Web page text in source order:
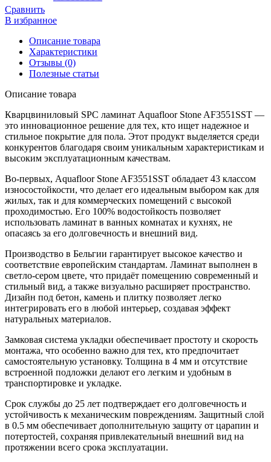
Сравнить
В избранное
Описание товара
Характеристики
Отзывы (0)
Полезные статьи
Описание товара
Кварцвиниловый SPC ламинат Aquafloor Stone AF3551SST —
это инновационное решение для тех, кто ищет надежное и
стильное покрытие для пола. Этот продукт выделяется среди
конкурентов благодаря своим уникальным характеристикам и
высоким эксплуатационным качествам.
Во-первых, Aquafloor Stone AF3551SST обладает 43 классом
износостойкости, что делает его идеальным выбором как для
жилых, так и для коммерческих помещений с высокой
проходимостью. Его 100% водостойкость позволяет
использовать ламинат в ванных комнатах и кухнях, не
опасаясь за его долговечность и внешний вид.
Производство в Бельгии гарантирует высокое качество и
соответствие европейским стандартам. Ламинат выполнен в
светло-сером цвете, что придаёт помещению современный и
стильный вид, а также визуально расширяет пространство.
Дизайн под бетон, камень и плитку позволяет легко
интегрировать его в любой интерьер, создавая эффект
натуральных материалов.
Замковая система укладки обеспечивает простоту и скорость
монтажа, что особенно важно для тех, кто предпочитает
самостоятельную установку. Толщина в 4 мм и отсутствие
встроенной подложки делают его легким и удобным в
транспортировке и укладке.
Срок службы до 25 лет подтверждает его долговечность и
устойчивость к механическим повреждениям. Защитный слой
в 0.5 мм обеспечивает дополнительную защиту от царапин и
потертостей, сохраняя привлекательный внешний вид на
протяжении всего срока эксплуатации.